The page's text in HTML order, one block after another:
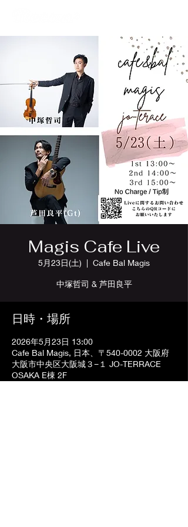
Magis Cafe Live
5月23日(土)
  |
Cafe Bal Magis
中塚哲司 & 芦田良平
日時・場所
2026年5月23日 13:00
Cafe Bal Magis, 日本、〒540-0002 大阪府
大阪市中央区大阪城３−１ JO-TERRACE
OSAKA E棟 2F